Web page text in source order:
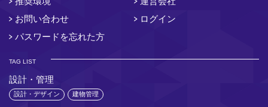
お問い合わせ
ログイン
パスワードを忘れた方
TAG LIST
設計・管理
設計・デザイン 建物管理